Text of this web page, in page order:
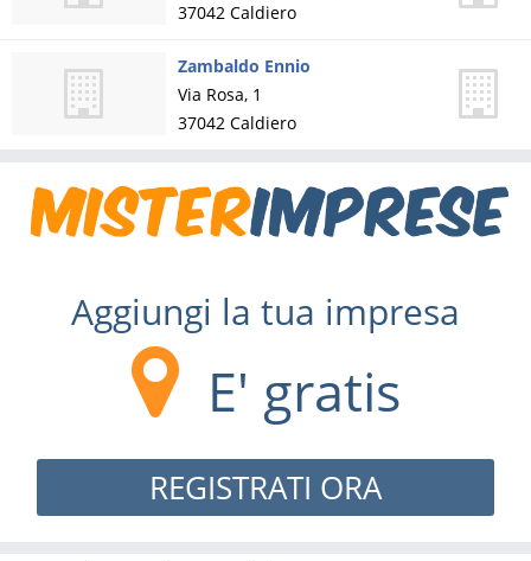
37042 Caldiero
Zambaldo Ennio
Via Rosa, 1
37042 Caldiero
Aggiungi la tua impresa
E' gratis
REGISTRATI ORA